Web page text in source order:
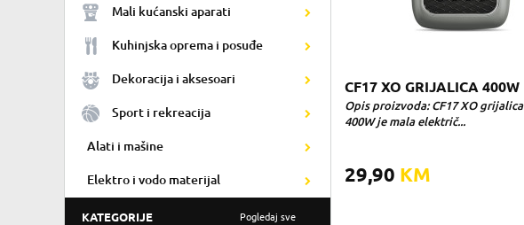
Mali kućanski aparati
Kuhinjska oprema i posuđe
Dekoracija i aksesoari
Sport i rekreacija
Alati i mašine
Elektro i vodo materijal
KATEGORIJE Pogledaj sve
CF17 XO GRIJALICA 400W
Opis proizvoda: CF17 XO grijalica
400W je mala električ...
29,90 KM